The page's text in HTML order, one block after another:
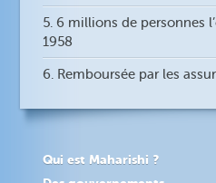
5. 6 millions de personnes
1958
6. Remboursée par les
Qui est Maharishi ?